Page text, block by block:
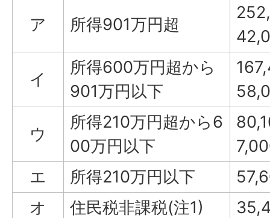
ア 所得901万円超
イ
所得600万円超から
901万円以下
ウ
所得210万円超から6
00万円以下
エ
所得210万円以下
オ
住民税非課税(注1)